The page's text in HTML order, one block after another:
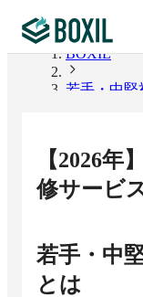
カテゴリから探す
記事から探す
BOXIL
若手・中堅
【2026年】
修サービ
若手・中
とは